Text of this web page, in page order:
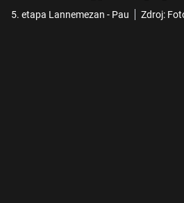
5. etapa Lannemezan - Pau Zdroj: